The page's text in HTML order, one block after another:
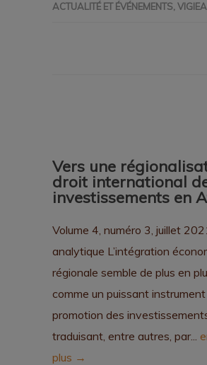
ACTUALITÉ ET ÉVÉNEMENTS
Vers une
droit international
investissements en
Volume 4, numéro 3, juillet
analytique L’intégration
régionale semble de plus en
comme un puissant
promotion des
traduisant, entre autres, par...
plus →